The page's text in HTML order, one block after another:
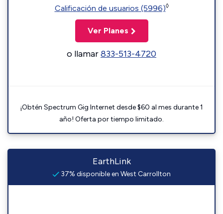
Calificación de usuarios (5996)◊
Ver Planes
o llamar833-513-4720
¡Obtén Spectrum Gig Internet desde $60 al mes durante 1
año! Oferta por tiempo limitado.
EarthLink
37% disponible en West Carrollton